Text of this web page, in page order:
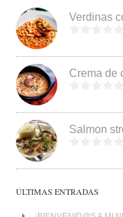
Verdinas
Crema de
Salmon
ÚLTIMAS ENTRADAS